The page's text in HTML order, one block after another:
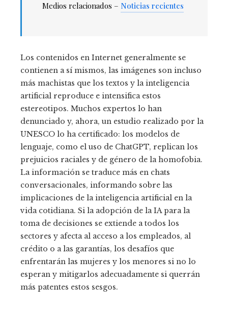
Medios relacionados – Noticias recientes
Los contenidos en Internet generalmente se
contienen a sí mismos, las imágenes son incluso
más machistas que los textos y la inteligencia
artificial reproduce e intensifica estos
estereotipos. Muchos expertos lo han
denunciado y, ahora, un estudio realizado por la
UNESCO lo ha certificado: los modelos de
lenguaje, como el uso de ChatGPT, replican los
prejuicios raciales y de género de la homofobia.
La información se traduce más en chats
conversacionales, informando sobre las
implicaciones de la inteligencia artificial en la
vida cotidiana. Si la adopción de la IA para la
toma de decisiones se extiende a todos los
sectores y afecta al acceso a los empleados, al
crédito o a las garantías, los desafíos que
enfrentarán las mujeres y los menores si no lo
esperan y mitigarlos adecuadamente si querrán
más patentes estos sesgos.